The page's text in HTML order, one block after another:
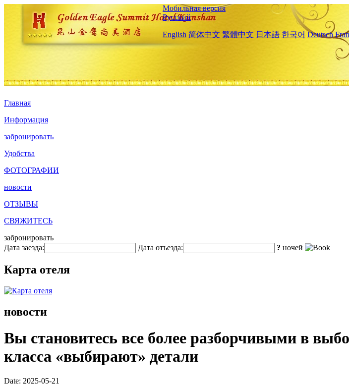
Мобильная версия
Русский
English 简体中文 繁體中文 日本語 한국어 Deutsch
Главная
Информация
забронировать
Удобства
ФОТОГРАФИИ
новости
ОТЗЫВЫ
СВЯЖИТЕСЬ
забронировать
Дата заезда:
Дата отъезда: ? ночей
Карта отеля
новости
Вы становитесь все более разборчивыми в
класса «выбирают» детали
Date: 2025-05-21